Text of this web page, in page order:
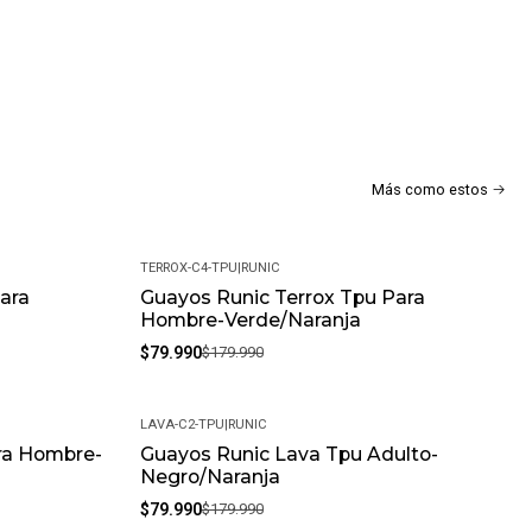
Más como estos
-56%
TERROX-C4-TPU|RUNIC
Guayos Runic Terrox Tpu Para
Hombre-Verde/Naranja
$79.990$179.990
Hombre-
-56%
LAVA-C2-TPU|RUNIC
Guayos Runic Lava Tpu Adulto-
Negro/Naranja
$79.990$179.990